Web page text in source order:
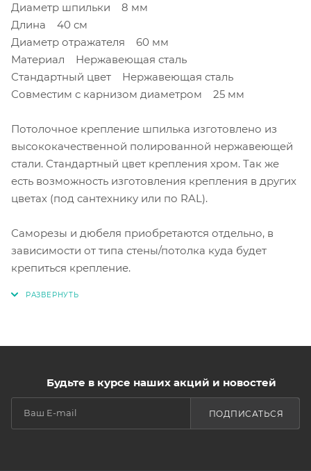
Диаметр шпильки 8 мм
Длина 40 см
Диаметр отражателя 60 мм
Материал Нержавеющая сталь
Стандартный цвет Нержавеющая сталь
Совместим с карнизом диаметром 25 мм
Потолочное крепление шпилька изготовлено из
высококачественной полированной нержавеющей
стали. Стандартный цвет крепления хром. Так же
есть возможность изготовления крепления в других
цветах (под сантехнику или по RAL).
Саморезы и дюбеля приобретаются отдельно, в
зависимости от типа стены/потолка куда будет
крепиться крепление.
Будьте в курсе наших акций и новостей
ПОДПИСАТЬСЯ